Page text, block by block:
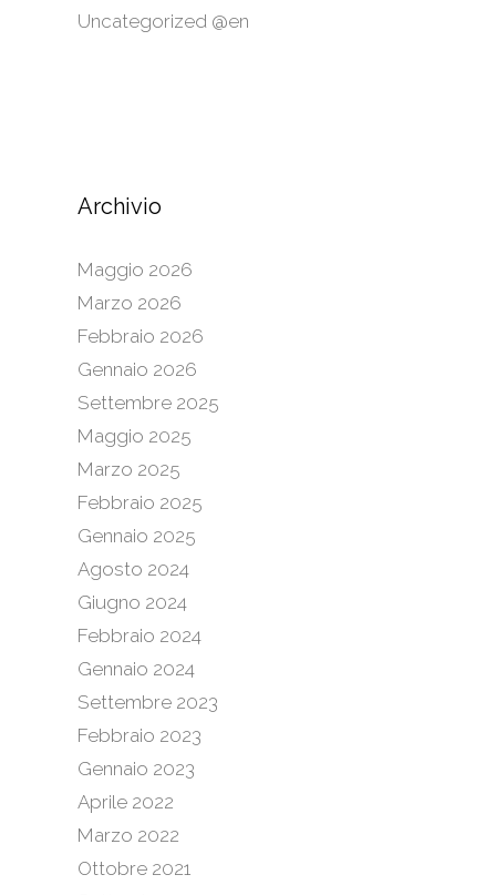
Uncategorized @en
Archivio
Maggio 2026
Marzo 2026
Febbraio 2026
Gennaio 2026
Settembre 2025
Maggio 2025
Marzo 2025
Febbraio 2025
Gennaio 2025
Agosto 2024
Giugno 2024
Febbraio 2024
Gennaio 2024
Settembre 2023
Febbraio 2023
Gennaio 2023
Aprile 2022
Marzo 2022
Ottobre 2021